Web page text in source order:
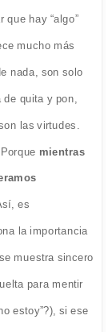
que hay “algo”
mucho más
nada, son solo
quita y pon,
las virtudes.
mientras
es
la importancia
muestra sincero
para mentir
estoy”?), si ese